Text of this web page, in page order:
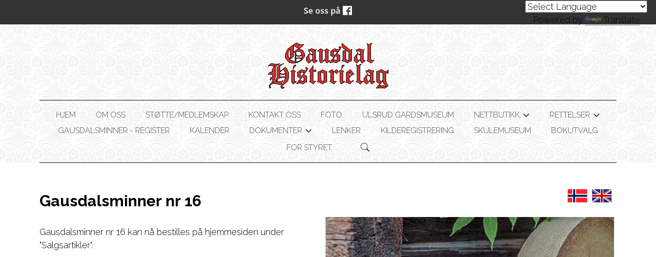
HJEM OM OSS STØTTE/MEDLEMSKAP KONTAKT OSS FOTO ULSRUD GARDSMUSEUM NETTBUTIKK
RETTELSER
GAUSDALSMINNER - REGISTER
KALENDER DOKUMENTER LENKER KILDEREGISTRERING SKULEMUSEUM
BOKUTVALG
FOR STYRET
Gausdalsminner nr 16
Gausdalsminner nr 16 kan nå bestilles på hjemmesiden under
"Salgsartikler".
Powered by Translate